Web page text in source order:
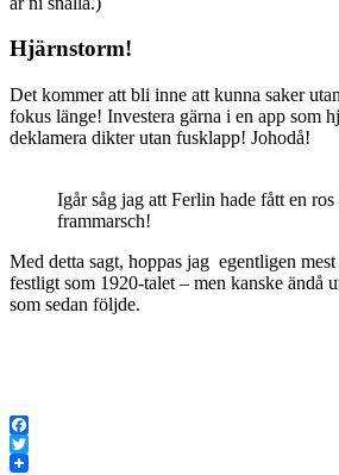
Hjärnstorm!
Det kommer att bli inne att kunna saker
fokus länge! Investera gärna i en app som
deklamera dikter utan fusklapp! Johodå!
Igår såg jag att Ferlin hade fått en
frammarsch!
Med detta sagt, hoppas jag egentligen
festligt som 1920-talet – men kanske ändå
som sedan följde.
Facebook
Twitter